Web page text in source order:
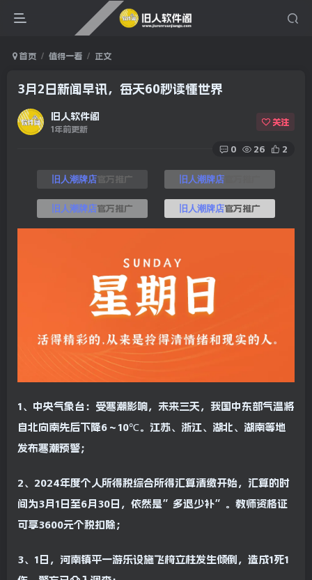
首页 值得一看 正文
3月2日新闻早讯，每天60秒读懂世界
旧人软件阁
1年前更新
关注
0 26 2
旧人潮牌店官方推广 旧人潮牌店
旧人潮牌店官方推广 旧人潮牌店官方推广
1、中央气象台：受寒潮影响，未来三天，我国中东部气温将
自北向南先后下降6～10℃。江苏、浙江、湖北、湖南等地
发布寒潮预警；
2、2024年度个人所得税综合所得汇算清缴开始，汇算的时
间为3月1日至6月30日，依然是”多退少补”。教师资格证
可享3600元个税扣除；
3、1日，河南镇平一游乐设施飞椅立柱发生倾倒，造成1死1